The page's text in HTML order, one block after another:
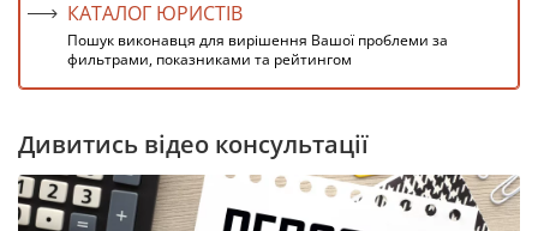
КАТАЛОГ ЮРИСТІВ
Пошук виконавця для вирішення Вашої проблеми за
фильтрами, показниками та рейтингом
Дивитись відео консультації